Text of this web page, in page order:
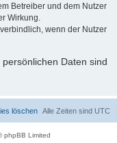
Betreiber und dem Nutzer
Wirkung.
wenn der Nutzer
Daten sind
Alle Zeiten sind UTC
löschen
phpBB Limited